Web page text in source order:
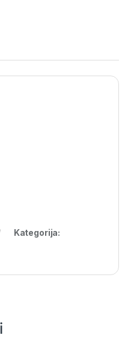
Kategorija: